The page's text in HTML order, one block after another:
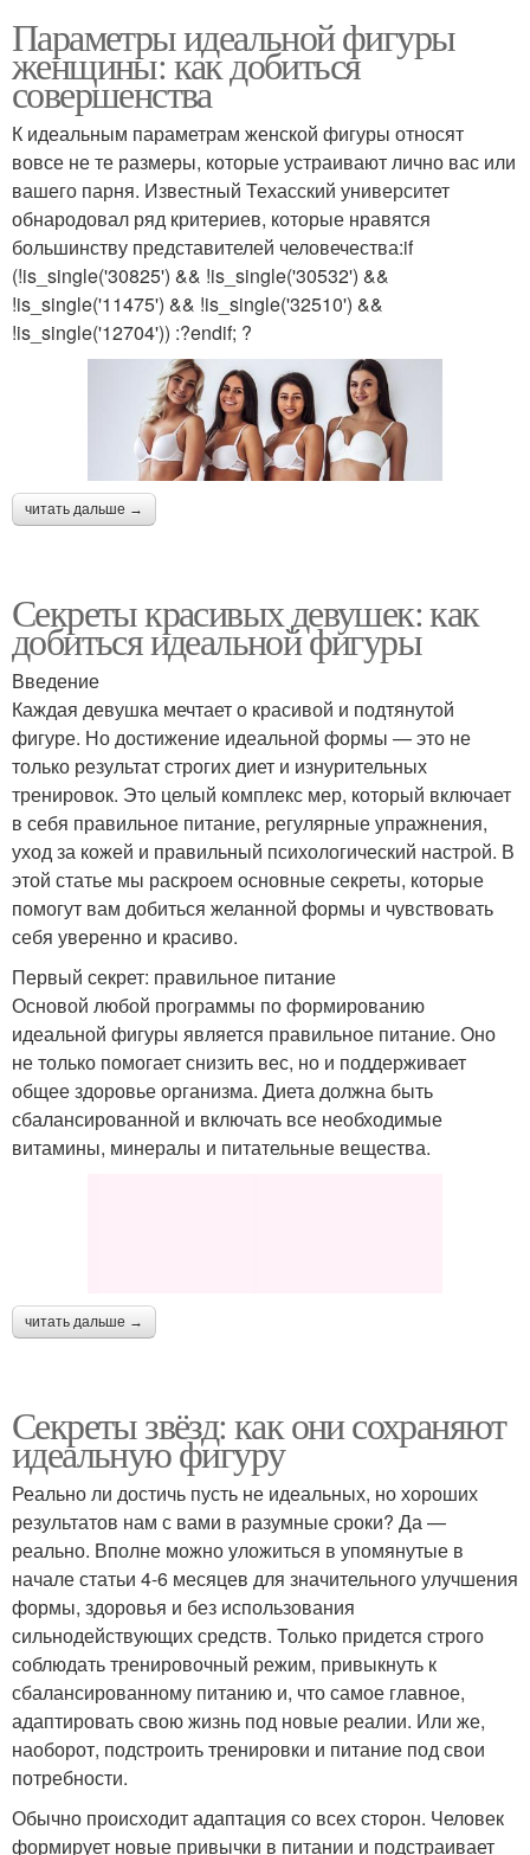
Параметры идеальной фигуры
женщины: как добиться
совершенства
К идеальным параметрам женской фигуры относят
вовсе не те размеры, которые устраивают лично вас или
вашего парня. Известный Техасский университет
обнародовал ряд критериев, которые нравятся
большинству представителей человечества:if
(!is_single('30825') && !is_single('30532') &&
!is_single('11475') && !is_single('32510') &&
!is_single('12704')) :?endif; ?
читать дальше →
Секреты красивых девушек: как
добиться идеальной фигуры
Введение
Каждая девушка мечтает о красивой и подтянутой
фигуре. Но достижение идеальной формы — это не
только результат строгих диет и изнурительных
тренировок. Это целый комплекс мер, который включает
в себя правильное питание, регулярные упражнения,
уход за кожей и правильный психологический настрой. В
этой статье мы раскроем основные секреты, которые
помогут вам добиться желанной формы и чувствовать
себя уверенно и красиво.
Первый секрет: правильное питание
Основой любой программы по формированию
идеальной фигуры является правильное питание. Оно
не только помогает снизить вес, но и поддерживает
общее здоровье организма. Диета должна быть
сбалансированной и включать все необходимые
витамины, минералы и питательные вещества.
читать дальше →
Секреты звёзд: как они сохраняют
идеальную фигуру
Реально ли достичь пусть не идеальных, но хороших
результатов нам с вами в разумные сроки? Да —
реально. Вполне можно уложиться в упомянутые в
начале статьи 4-6 месяцев для значительного улучшения
формы, здоровья и без использования
сильнодействующих средств. Только придется строго
соблюдать тренировочный режим, привыкнуть к
сбалансированному питанию и, что самое главное,
адаптировать свою жизнь под новые реалии. Или же,
наоборот, подстроить тренировки и питание под свои
потребности.
Обычно происходит адаптация со всех сторон. Человек
формирует новые привычки в питании и подстраивает